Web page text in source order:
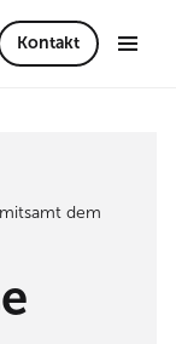
Kontakt
dem